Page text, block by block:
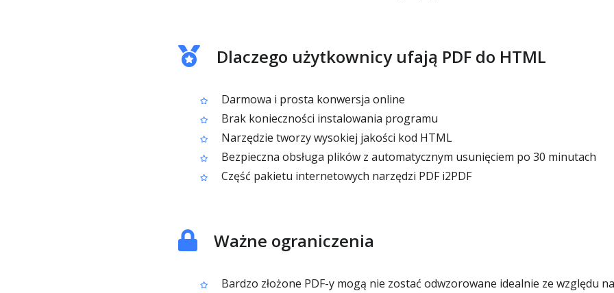
Dlaczego użytkownicy ufają PDF do HTML
Darmowa i prosta konwersja online
Brak konieczności instalowania programu
Narzędzie tworzy wysokiej jakości kod HTML
Bezpieczna obsługa plików z automatycznym usunięciem po 30 minutach
Część pakietu internetowych narzędzi PDF i2PDF
Ważne ograniczenia
Bardzo złożone PDF-y mogą nie zostać odwzorowane idealnie ze względu